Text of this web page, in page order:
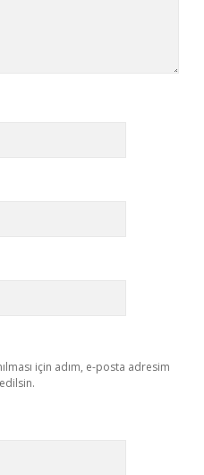
için adım, e-posta adresim